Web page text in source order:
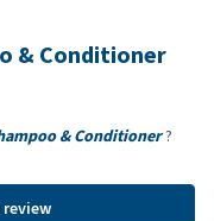
& Conditioner
& Conditioner?